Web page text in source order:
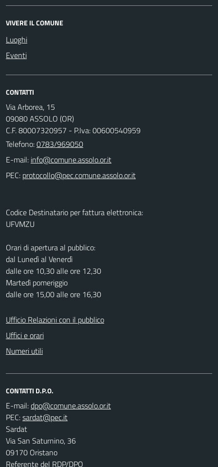
VIVERE IL COMUNE
Luoghi
Eventi
CONTATTI
Via Arborea, 15
09080 ASSOLO (OR)
C.F. 80007320957 - P.Iva: 00600540959
Telefono:0783/969050
E-mail:
PEC:
Codice Destinatario per fattura elettronica:
UFVMZU
Orari di apertura al pubblico:
dal Lunedì al Venerdì
dalle ore 10,30 alle ore 12,30
Martedì pomeriggio
dalle ore 15,00 alle ore 16,30
Ufficio Relazioni con il pubblico
Uffici e orari
Numeri utili
CONTATTI D.P.O.
E-mail:
PEC:
Sardat
Via San Saturnino, 36
09170 Oristano
Referente del RDP/DPO